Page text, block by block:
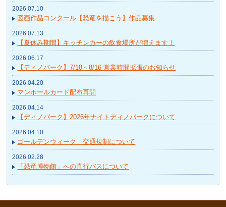
2026.07.10
図画作品コンクール【恐竜を描こう】作品募集
2026.07.13
【夏休み期間】キッチンカーの飲食場所が増えます！
2026.06.17
【ディノパーク】7/18～8/16 営業時間拡張のお知らせ
2026.04.20
マンホールカード配布再開
2026.04.14
【ディノパーク】2026年ナイトディノパークについて
2026.04.10
ゴールデンウィーク 交通規制について
2026.02.28
「恐竜博物館」への直行バスについて